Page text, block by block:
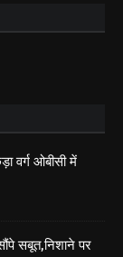
वर्ग ओबीसी में
सबूत,निशाने पर